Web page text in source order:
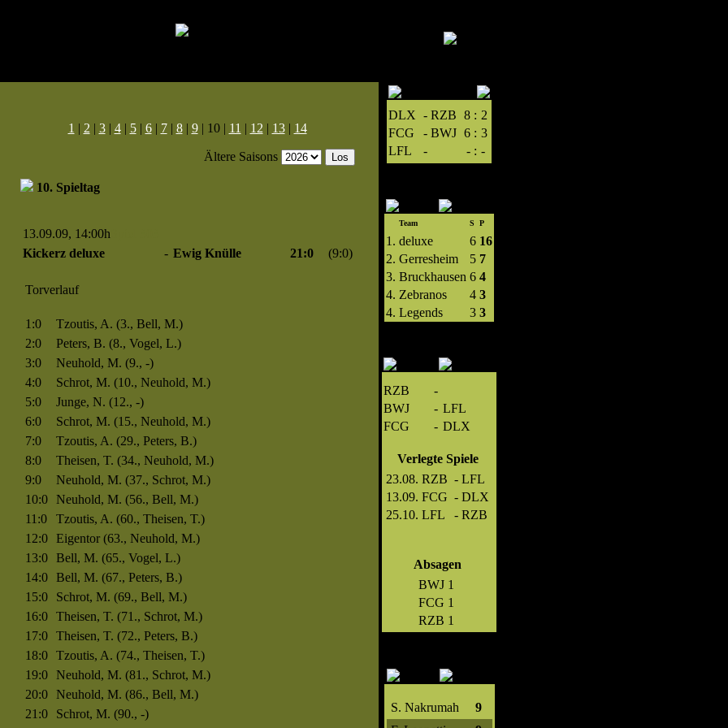
1 | 2 | 3| 4| 5| 6| 7| 8| 9| 10 | 11 | 12 | 13| 14
Ältere Saisons
10. Spieltag
13.09.09, 14:00h
Kickerz deluxe
- Ewig Knülle 21:0 (9:0)
Torverlauf
1:0
Tzoutis, A. (3., Bell, M.)
2:0
Peters, B. (8., Vogel, L.)
3:0
Neuhold, M. (9., -)
4:0
Schrot, M. (10., Neuhold, M.)
5:0
Junge, N. (12., -)
6:0
Schrot, M. (15., Neuhold, M.)
7:0
Tzoutis, A. (29., Peters, B.)
8:0
Theisen, T. (34., Neuhold, M.)
9:0
Neuhold, M. (37., Schrot, M.)
10:0
Neuhold, M. (56., Bell, M.)
11:0
Tzoutis, A. (60., Theisen, T.)
12:0
Eigentor (63., Neuhold, M.)
13:0
Bell, M. (65., Vogel, L.)
14:0
Bell, M. (67., Peters, B.)
15:0
Schrot, M. (69., Bell, M.)
16:0
Theisen, T. (71., Schrot, M.)
17:0
Theisen, T. (72., Peters, B.)
18:0
Tzoutis, A. (74., Theisen, T.)
19:0
Neuhold, M. (81., Schrot, M.)
20:0
Neuhold, M. (86., Bell, M.)
21:0
Schrot, M. (90., -)
DLX - RZB 8 : 2
FCG
- BWJ 6 : 3
LFL
- - : -
Team S P
1. deluxe 6 16
2. Gerresheim 5 7
3. Bruckhausen 6 4
4. Zebranos 4 3
4. Legends 3 3
RZB
-
BWJ
- LFL
FCG
- DLX
Verlegte Spiele
23.08. RZB - LFL
13.09. FCG - DLX
25.10. LFL - RZB
Absagen
BWJ 1
FCG 1
RZB 1
S. Nakrumah
9